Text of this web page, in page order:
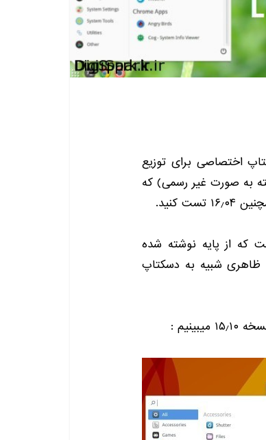
اختصاصی برای توزیع
به صورت غیر رسمی) که
۱۶٫۰۴ تست کنید.
که از پایه نوشته شده
ظاهری شبیه به دسکتاپ
۱۵٫۱۰ میبینیم :